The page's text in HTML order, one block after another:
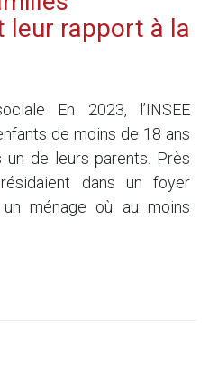
leur rapport à la
En 2023, l’INSEE
de moins de 18 ans
un de leurs parents. Près
dans un foyer
un ménage où au moins